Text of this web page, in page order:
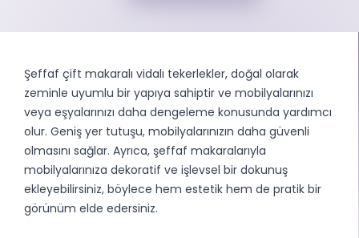
Şeffaf çift makaralı vidalı tekerlekler, doğal olarak
zeminle uyumlu bir yapıya sahiptir ve mobilyalarınızı
veya eşyalarınızı daha dengeleme konusunda yardımcı
olur. Geniş yer tutuşu, mobilyalarınızın daha güvenli
olmasını sağlar. Ayrıca, şeffaf makaralarıyla
mobilyalarınıza dekoratif ve işlevsel bir dokunuş
ekleyebilirsiniz, böylece hem estetik hem de pratik bir
görünüm elde edersiniz.